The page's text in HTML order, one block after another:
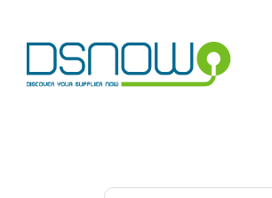
content